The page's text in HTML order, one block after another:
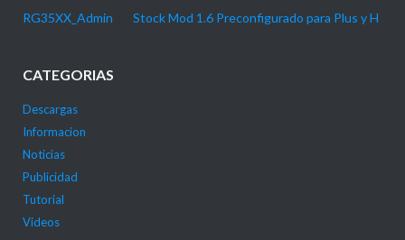
RG35XX_Admin Stock Mod 1.6 Preconfigurado para Plus y H
CATEGORIAS
Descargas
Informacion
Noticias
Publicidad
Tutorial
Videos